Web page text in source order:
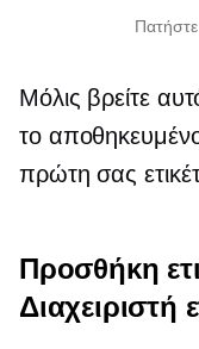
Πατήστε
Μόλις βρείτε
το
πρώτη σας
Προσθήκη
Διαχειριστή